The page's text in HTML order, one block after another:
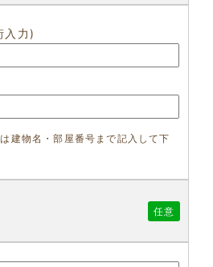
入力)
建物名・部屋番号まで記入して下
任意